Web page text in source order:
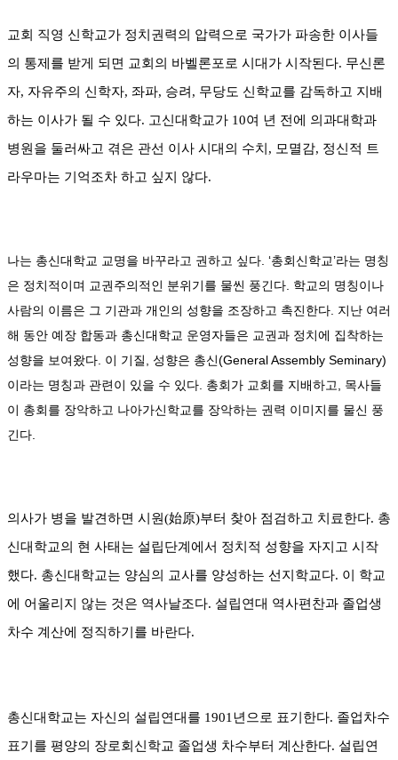
교회 직영 신학교가 정치권력의 압력으로 국가가 파송한 이사들
의 통제를 받게 되면 교회의 바벨론포로 시대가 시작된다. 무신론
자, 자유주의 신학자, 좌파, 승려 , 무당도 신학교를 감독하고 지배
하는 이사가 될 수 있다. 고신대학교가 10여 년 전에 의과대학과
병원을 둘러싸고 겪은 관선 이사 시대의 수치 , 모멸감, 정신적 트
라우마는 기억조차 하고 싶지 않다.
나는 총신대학교 교명을 바꾸라고 권하고 싶다. ‘총회신학교’라는 명칭
은 정치적이며 교권주의적인 분위기를 물씬 풍긴다. 학교의 명칭이나
사람의 이름은 그 기관과 개인의 성향을 조장하고 촉진한다. 지난 여러
해 동안 예장 합동과 총신대학교 운영자들은 교권과 정치에 집착하는
성향을 보여왔다. 이 기질, 성향은 총신(General Assembly Seminary)
이라는 명칭과 관련이 있을 수 있다. 총회가 교회를 지배하고, 목사들
이 총회를 장악하고 나아가신학교를 장악하는 권력 이미지를 물신 풍
긴다.
의사가 병을 발견하면 시원(始原)부터 찾아 점검하고 치료한다. 총
신대학교의 현 사태는 설립단계에서 정치적 성향을 자지고 시작
했다. 총신대학교는 양심의 교사를 양성하는 선지학교다. 이 학교
에 어울리지 않는 것은 역사날조다. 설립연대 역사편찬과 졸업생
차수 계산에 정직하기를 바란다.
총신대학교는 자신의 설립연대를 1901년으로 표기한다. 졸업차수
표기를 평양의 장로회신학교 졸업생 차수부터 계산한다. 설립연